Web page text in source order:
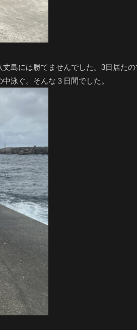
島には勝てませんでした。3日居た
泳ぐ。そんな３日間でした。